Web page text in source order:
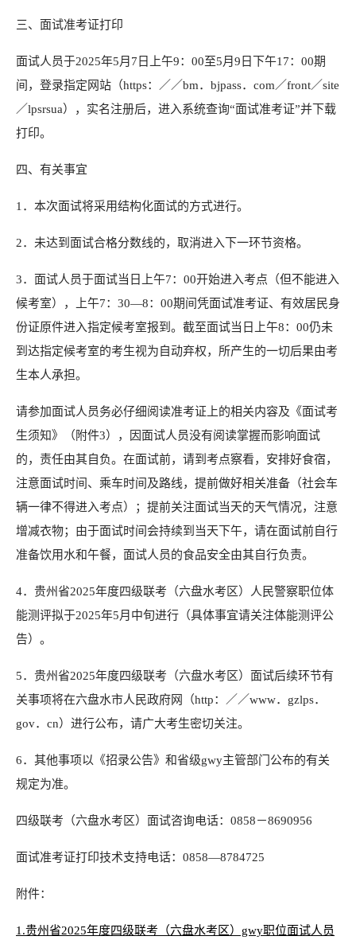
三、面试准考证打印
面试人员于2025年5月7日上午9：00至5月9日下午17：00期
间，登录指定网站（https：／／bm．bjpass．com／front／site
／lpsrsua），实名注册后，进入系统查询“面试准考证”并下载
打印。
四、有关事宜
1．本次面试将采用结构化面试的方式进行。
2．未达到面试合格分数线的，取消进入下一环节资格。
3．面试人员于面试当日上午7：00开始进入考点（但不能进入
候考室），上午7：30—8：00期间凭面试准考证、有效居民身
份证原件进入指定候考室报到。截至面试当日上午8：00仍未
到达指定候考室的考生视为自动弃权，所产生的一切后果由考
生本人承担。
请参加面试人员务必仔细阅读准考证上的相关内容及《面试考
生须知》（附件3），因面试人员没有阅读掌握而影响面试
的，责任由其自负。在面试前，请到考点察看，安排好食宿，
注意面试时间、乘车时间及路线，提前做好相关准备（社会车
辆一律不得进入考点）；提前关注面试当天的天气情况，注意
增减衣物；由于面试时间会持续到当天下午，请在面试前自行
准备饮用水和午餐，面试人员的食品安全由其自行负责。
4．贵州省2025年度四级联考（六盘水考区）人民警察职位体
能测评拟于2025年5月中旬进行（具体事宜请关注体能测评公
告）。
5．贵州省2025年度四级联考（六盘水考区）面试后续环节有
关事项将在六盘水市人民政府网（http：／／www．gzlps．
gov．cn）进行公布，请广大考生密切关注。
6．其他事项以《招录公告》和省级gwy主管部门公布的有关
规定为准。
四级联考（六盘水考区）面试咨询电话：0858－8690956
面试准考证打印技术支持电话：0858—8784725
附件：
1.贵州省2025年度四级联考（六盘水考区）gwy职位面试人员